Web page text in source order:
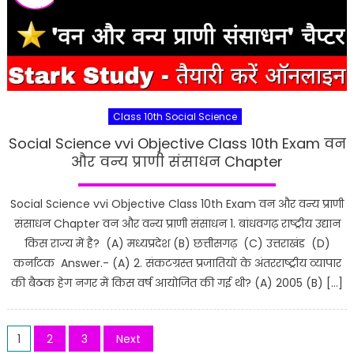
Class 10th Social Science
Social Science vvi Objective Class 10th Exam वन
और वन्य प्राणी संसाधन Chapter
Social Science vvi Objective Class 10th Exam वन और वन्य प्राणी
संसाधन Chapter वन और वन्य प्राणी संसाधन 1. बांधवगढ़ राष्ट्रीय उद्यान
किस राज्य में है? (A) मध्यप्रदेश (B) छत्तीसगढ़ (C) उत्तराखंड (D)
कर्नाटक Answer.- (A) 2. संकटग्रस्त प्रजातियों के अंतरराष्ट्रीय व्यापार
की बैठक हेग नगर में किस वर्ष आयोजित की गई थी? (A) 2005 (B) […]
Posts
1 2 3 Next